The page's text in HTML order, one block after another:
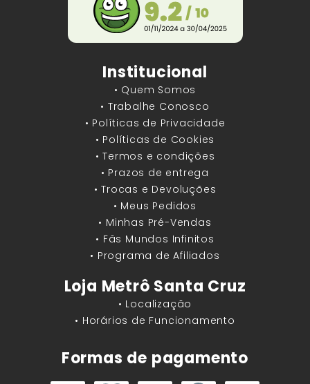
Institucional
• Quem Somos
• Trabalhe Conosco
• Políticas de Privacidade
• Políticas de Cookies
• Termos e condições
• Prazos de entrega
• Trocas e Devoluções
• Meus Pedidos
• Minhas Pré-Vendas
• Fãs Mundos Infinitos
• Programa de Afiliados
Loja Metrô Santa Cruz
• Localização
• Horários de Funcionamento
Formas de pagamento